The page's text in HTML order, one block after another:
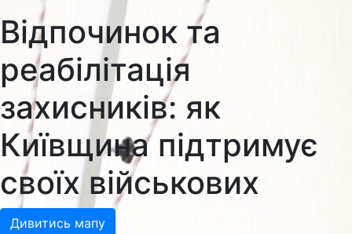
Відпочинок та
реабілітація
захисників: як
Київщина підтримує
своїх військових
Дивитись мапу